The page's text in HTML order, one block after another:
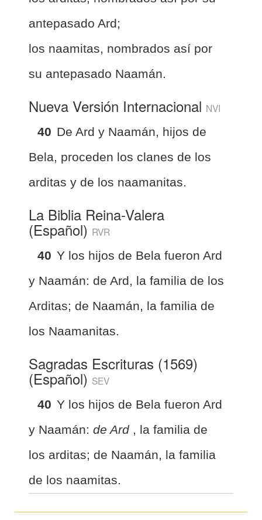
antepasado Ard;
los naamitas, nombrados así por
su antepasado Naamán.
Nueva Versión Internacional NVI
40 De Ard y Naamán, hijos de
Bela, proceden los clanes de los
arditas y de los naamanitas.
La Biblia Reina-Valera
(Español) RVR
40 Y los hijos de Bela fueron Ard
y Naamán: de Ard, la familia de los
Arditas; de Naamán, la familia de
los Naamanitas.
Sagradas Escrituras (1569)
(Español) SEV
40 Y los hijos de Bela fueron Ard
y Naamán: de Ard, la familia de
los arditas; de Naamán, la familia
de los naamitas.